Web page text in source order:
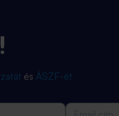
és ÁSZF-ét